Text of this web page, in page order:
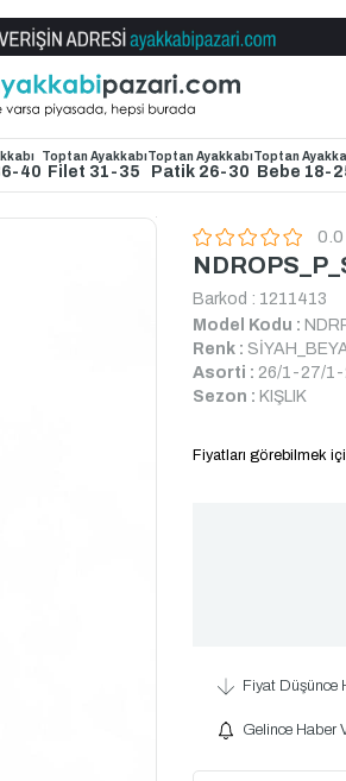
40
Toptan Ayakkabı
Filet 31-35
Toptan Ayakkabı
Patik 26-30
Toptan
Bebe 18-
0.0
Barkod : 1211413
Model Kodu :
Renk :
Asorti : 26/1-27/
Sezon : KIŞLIK
Fiyatları görebilmek
Fiyat Düşünce
Gelince Haber